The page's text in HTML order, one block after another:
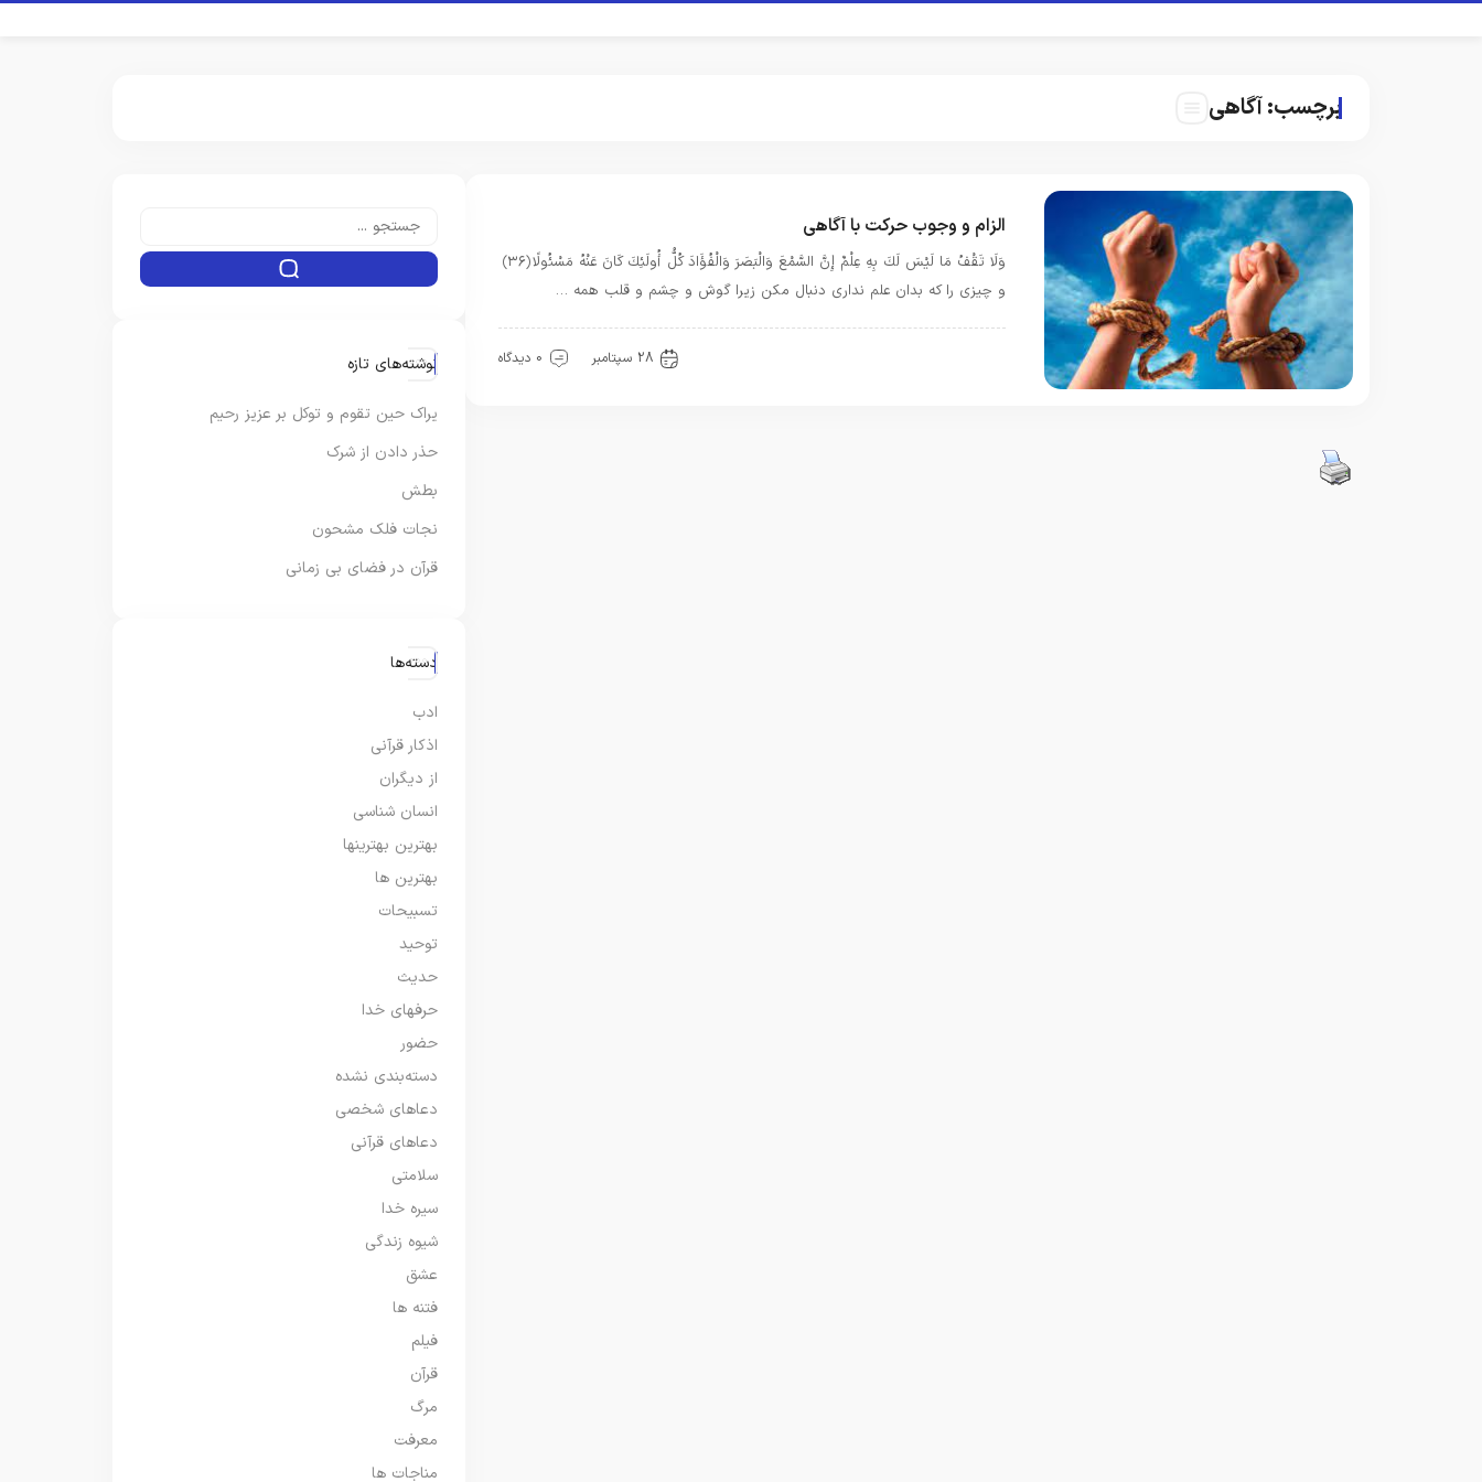
برچسب:آگاهی
الزام و وجوب حرکت با آگاهی
وَلَا تَقْفُ مَا لَيْسَ لَكَ بِهِ عِلْمٌ إِنَّ السَّمْعَ وَالْبَصَرَ وَالْفُؤَادَ كُلُّ أُولَئِكَ كَانَ عَنْهُ مَسْئُولًا ﴿۳۶﴾
و چيزى را كه بدان علم ندارى دنبال مكن زيرا گوش و چشم و قلب همه …
28 سپتامبر 0 دیدگاه نوشته‌های تازه
یراک حین تقوم و توکل بر عزیز رحیم
حذر دادن از شرک
بطش
نجات فلک مشحون
قرآن در فضای بی زمانی
دسته‌ها
ادب
اذکار قرآنی
از دیگران
انسان شناسی
بهترین بهترینها
بهترین ها
تسبیحات
توحید
حدیث
حرفهای خدا
حضور
دسته‌بندی نشده
دعاهای شخصی
دعاهای قرآنی
سلامتی
سیره خدا
شیوه زندگی
عشق
فتنه ها
فیلم
قرآن
مرگ
معرفت
مناجات ها